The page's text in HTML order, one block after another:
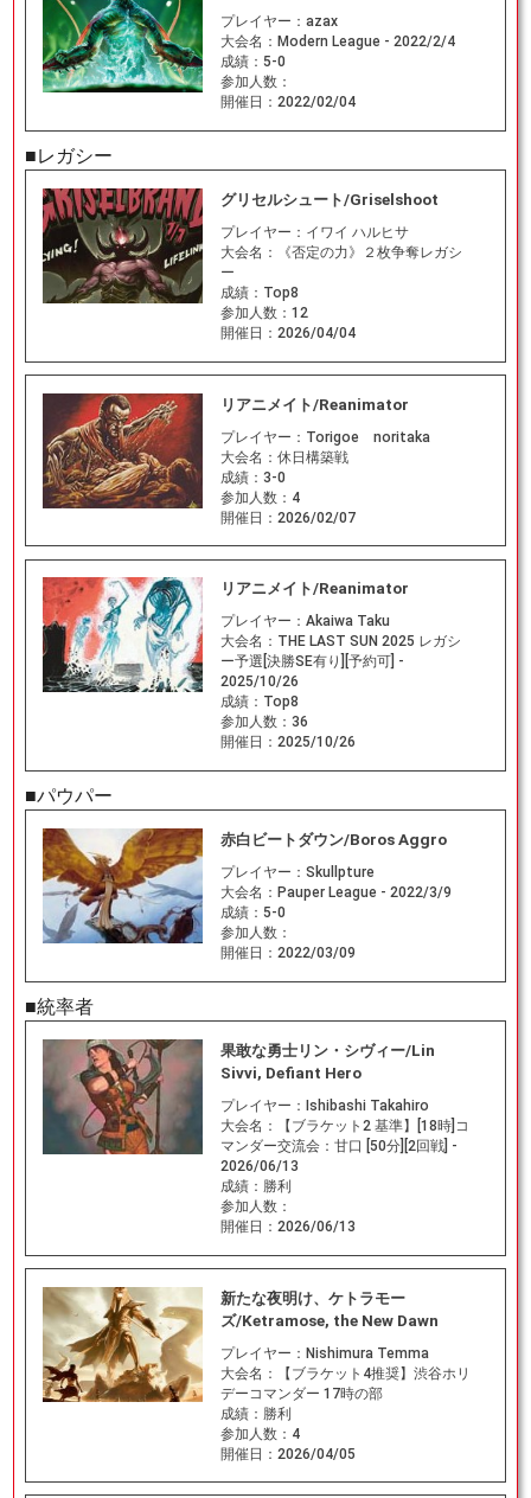
プレイヤー： azax
大会名： Modern League - 2022/2/4
成績： 5-0
参加人数：
開催日： 2022/02/04
■レガシー
グリセルシュート/Griselshoot
プレイヤー： イワイ ハルヒサ
大会名：
《否定の力》２枚争奪レガシ
ー
成績： Top8
参加人数： 12
開催日： 2026/04/04
リアニメイト/Reanimator
プレイヤー： Torigoe noritaka
大会名： 休日構築戦
成績： 3-0
参加人数： 4
開催日： 2026/02/07
リアニメイト/Reanimator
プレイヤー： Akaiwa Taku
大会名： THE LAST SUN 2025 レガシ
ー予選[決勝SE有り][予約可] -
2025/10/26
成績： Top8
参加人数： 36
開催日： 2025/10/26
■パウパー
赤白ビートダウン/Boros Aggro
プレイヤー： Skullpture
大会名： Pauper League - 2022/3/9
成績： 5-0
参加人数：
開催日： 2022/03/09
■統率者
果敢な勇士リン・シヴィー/Lin
Sivvi, Defiant Hero
プレイヤー： Ishibashi Takahiro
大会名：
【ブラケット2 基準】[18時]コ
マンダー交流会：甘口 [50分][2回戦] -
2026/06/13
成績： 勝利
参加人数：
開催日： 2026/06/13
新たな夜明け、ケトラモー
ズ/Ketramose, the New Dawn
プレイヤー： Nishimura Temma
大会名：
【ブラケット4推奨】渋谷ホリ
デーコマンダー 17時の部
成績： 勝利
参加人数： 4
開催日： 2026/04/05